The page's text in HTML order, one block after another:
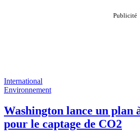
International
Environnement
Washington lance un plan
pour le captage de CO2